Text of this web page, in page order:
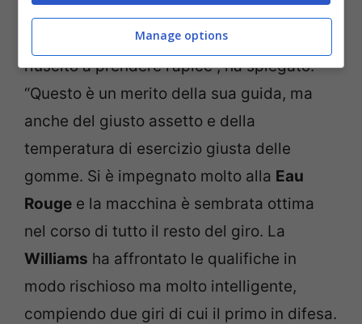
Sourceha guadagnato molto tempo su
tutti gli avversari, perché è l’unico che è
riuscito a prendere l’apice”, ha spiegato.
“Questo è un merito della sua guida, ma
anche del giusto assetto e della
temperatura di esercizio giusta delle
gomme. Si è impegnato molto alla Eau
Rouge e la macchina è sembrata ottima
nel corso di tutto il resto del giro. La
Williams ha affrontato le qualifiche in
modo rischioso ma molto intelligente,
compiendo due giri di cui il primo in difesa.
Manage options